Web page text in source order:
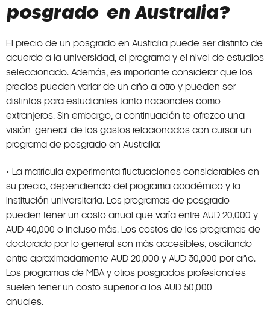
posgrado en Australia?
El precio de un posgrado en Australia puede ser distinto de
acuerdo a la universidad, el programa y el nivel de estudios
seleccionado. Además, es importante considerar que los
precios pueden variar de un año a otro y pueden ser
distintos para estudiantes tanto nacionales como
extranjeros. Sin embargo, a continuación te ofrezco una
visión general de los gastos relacionados con cursar un
programa de posgrado en Australia:
• La matrícula experimenta fluctuaciones considerables en
su precio, dependiendo del programa académico y la
institución universitaria. Los programas de posgrado
pueden tener un costo anual que varía entre AUD 20,000 y
AUD 40,000 o incluso más. Los costos de los programas de
doctorado por lo general son más accesibles, oscilando
entre aproximadamente AUD 20,000 y AUD 30,000 por año.
Los programas de MBA y otros posgrados profesionales
suelen tener un costo superior a los AUD 50,000
anuales.